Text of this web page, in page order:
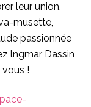
leur union.
musette,
passionnée
lngmar Dassin
!